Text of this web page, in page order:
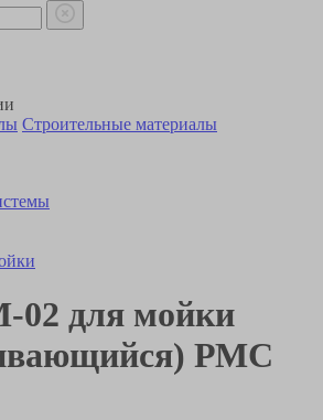
Строительные материалы
для мойки
РМС